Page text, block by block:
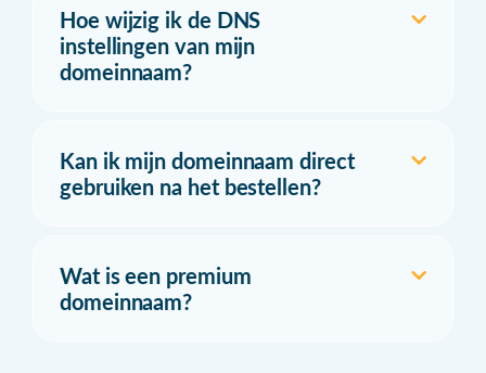
Hoe wijzig ik de DNS
instellingen van mijn
domeinnaam?
Kan ik mijn domeinnaam direct
gebruiken na het bestellen?
Wat is een premium
domeinnaam?